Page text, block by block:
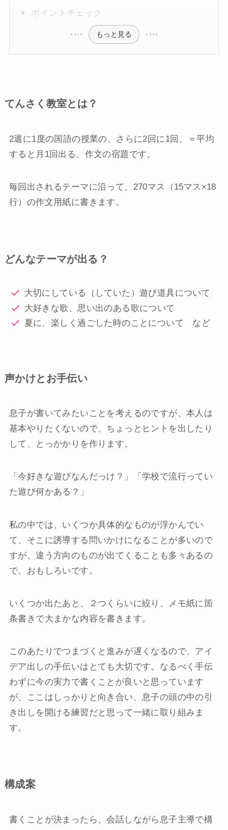
ポイントチェック
もっと見る
てんさく教室とは？
2週に1度の国語の授業の、さらに2回に1回、＝平均
すると月1回出る、作文の宿題です。
毎回出されるテーマに沿って、270マス（15マス×18
行）の作文用紙に書きます。
どんなテーマが出る？
大切にしている（していた）遊び道具について
大好きな歌、思い出のある歌について
夏に、楽しく過ごした時のことについて など
声かけとお手伝い
息子が書いてみたいことを考えるのですが、本人は
基本やりたくないので、ちょっとヒントを出したり
して、とっかかりを作ります。
「今好きな遊びなんだっけ？」「学校で流行ってい
た遊び何かある？」
私の中では、いくつか具体的なものが浮かんでい
て、そこに誘導する問いかけになることが多いので
すが、違う方向のものが出てくることも多々あるの
で、おもしろいです。
いくつか出たあと、２つくらいに絞り、メモ紙に箇
条書きで大まかな内容を書きます。
このあたりでつまづくと進みが遅くなるので、アイ
デア出しの手伝いはとても大切です。なるべく手伝
わずに今の実力で書くことが良いと思っています
が、ここはしっかりと向き合い、息子の頭の中の引
き出しを開ける練習だと思って一緒に取り組みま
す。
構成案
書くことが決まったら、会話しながら息子主導で構